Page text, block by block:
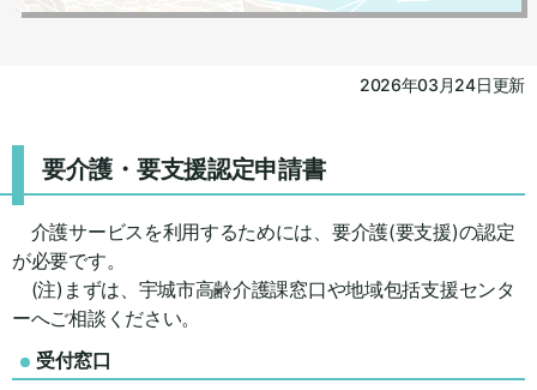
2026年03月24日更新
要介護・要支援認定申請書
介護サービスを利用するためには、要介護(要支援)の認定
が必要です。
(注)まずは、宇城市高齢介護課窓口や地域包括支援センタ
ーへご相談ください。
受付窓口